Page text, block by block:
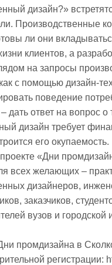
дизайн?»
Производственные
ли они
клиентов, а
на запросы
с помощью дизайн-
поведение
– дать ответ на вопрос
дизайн требует
его окупаемость.
«Дни
всех желающих –
дизайнеров,
заказчиков,
вузов и городской
промдизайна в
регистрации: